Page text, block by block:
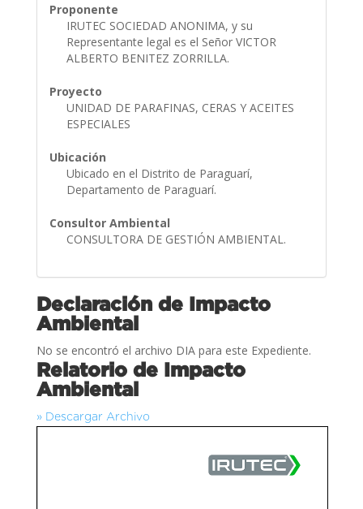
Proponente
IRUTEC SOCIEDAD ANONIMA, y su
Representante legal es el Señor VICTOR
ALBERTO BENITEZ ZORRILLA.
Proyecto
UNIDAD DE PARAFINAS, CERAS Y ACEITES
ESPECIALES
Ubicación
Ubicado en el Distrito de Paraguarí,
Departamento de Paraguarí.
Consultor Ambiental
CONSULTORA DE GESTIÓN AMBIENTAL.
Declaración de Impacto
Ambiental
No se encontró el archivo DIA para este Expediente.
Relatorio de Impacto
Ambiental
» Descargar Archivo